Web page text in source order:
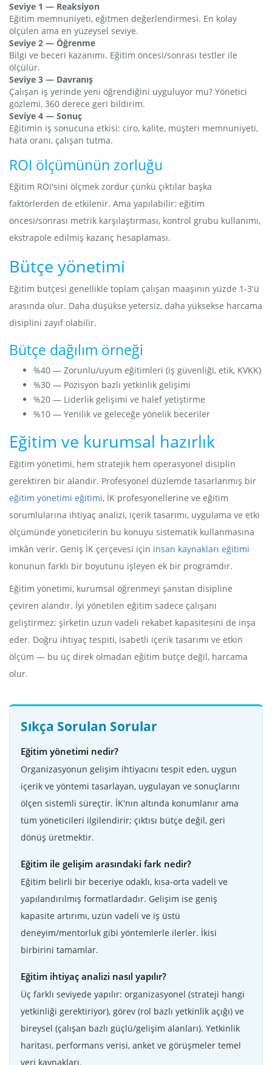
Seviye 1 — Reaksiyon
Eğitim memnuniyeti, eğitmen değerlendirmesi. En kolay
ölçülen ama en yüzeysel seviye.
Seviye 2 — Öğrenme
Bilgi ve beceri kazanımı. Eğitim öncesi/sonrası testler ile
ölçülür.
Seviye 3 — Davranış
Çalışan iş yerinde yeni öğrendiğini uyguluyor mu? Yönetici
gözlemi, 360 derece geri bildirim.
Seviye 4 — Sonuç
Eğitimin iş sonucuna etkisi: ciro, kalite, müşteri memnuniyeti,
hata oranı, çalışan tutma.
ROI ölçümünün zorluğu
Eğitim ROI'sini ölçmek zordur çünkü çıktılar başka
faktörlerden de etkilenir. Ama yapılabilir: eğitim
öncesi/sonrası metrik karşılaştırması, kontrol grubu kullanımı,
ekstrapole edilmiş kazanç hesaplaması.
Bütçe yönetimi
Eğitim bütçesi genellikle toplam çalışan maaşının yüzde 1-3'ü
arasında olur. Daha düşükse yetersiz, daha yüksekse harcama
disiplini zayıf olabilir.
Bütçe dağılım örneği
%40 — Zorunlu/uyum eğitimleri (iş güvenliği, etik, KVKK)
%30 — Pozisyon bazlı yetkinlik gelişimi
%20 — Liderlik gelişimi ve halef yetiştirme
%10 — Yenilik ve geleceğe yönelik beceriler
Eğitim ve kurumsal hazırlık
Eğitim yönetimi, hem stratejik hem operasyonel disiplin
gerektiren bir alandır. Profesyonel düzlemde tasarlanmış bir
eğitim yönetimi eğitimi, İK profesyonellerine ve eğitim
sorumlularına ihtiyaç analizi, içerik tasarımı, uygulama ve etki
ölçümünde yöneticilerin bu konuyu sistematik kullanmasına
imkân verir. Geniş İK çerçevesi için insan kaynakları eğitimi
konunun farklı bir boyutunu işleyen ek bir programdır.
Eğitim yönetimi, kurumsal öğrenmeyi şanstan disipline
çeviren alandır. İyi yönetilen eğitim sadece çalışanı
geliştirmez; şirketin uzun vadeli rekabet kapasitesini de inşa
eder. Doğru ihtiyaç tespiti, isabetli içerik tasarımı ve etkin
ölçüm — bu üç direk olmadan eğitim bütçe değil, harcama
olur.
Sıkça Sorulan Sorular
Eğitim yönetimi nedir?
Organizasyonun gelişim ihtiyacını tespit eden, uygun
içerik ve yöntemi tasarlayan, uygulayan ve sonuçlarını
ölçen sistemli süreçtir. İK'nın altında konumlanır ama
tüm yöneticileri ilgilendirir; çıktısı bütçe değil, geri
dönüş üretmektir.
Eğitim ile gelişim arasındaki fark nedir?
Eğitim belirli bir beceriye odaklı, kısa-orta vadeli ve
yapılandırılmış formatlardadır. Gelişim ise geniş
kapasite artırımı, uzun vadeli ve iş üstü
deneyim/mentorluk gibi yöntemlerle ilerler. İkisi
birbirini tamamlar.
Eğitim ihtiyaç analizi nasıl yapılır?
Üç farklı seviyede yapılır: organizasyonel (strateji hangi
yetkinliği gerektiriyor), görev (rol bazlı yetkinlik açığı) ve
bireysel (çalışan bazlı güçlü/gelişim alanları). Yetkinlik
haritası, performans verisi, anket ve görüşmeler temel
veri kaynakları.